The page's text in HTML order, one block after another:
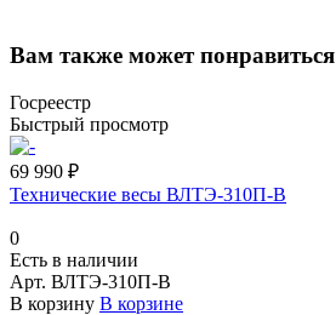
Вам также может понравиться
Госреестр
Быстрый просмотр
69 990 ₽
Технические весы ВЛТЭ-310П-В
0
Есть в наличии
Арт. ВЛТЭ-310П-В
В корзину В корзине